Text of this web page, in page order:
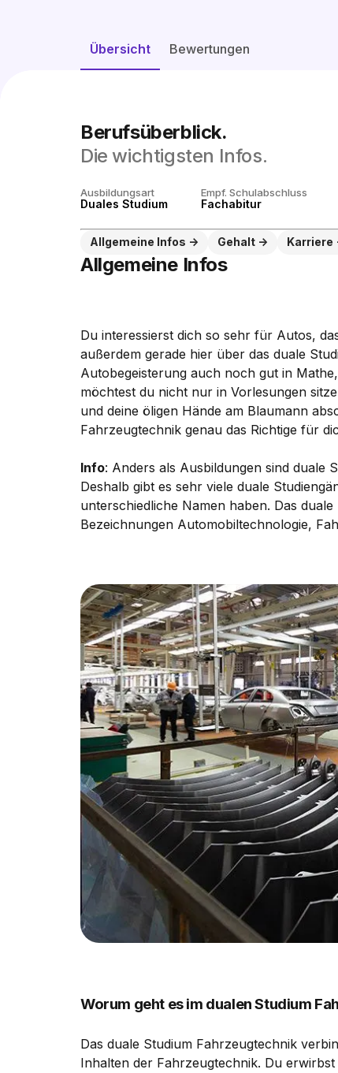
Übersicht Bewertungen
Berufsüberblick.
Die wichtigsten Infos.
Ausbildungsart
Duales Studium
Empf. Schulabschluss
Fachabitur
Allgemeine Infos Gehalt Karriere
Allgemeine Infos
Du interessierst dich so sehr für Autos,
außerdem gerade hier über das duale
Autobegeisterung auch noch gut in
möchtest du nicht nur in Vorlesungen
und deine öligen Hände am Blaumann
Fahrzeugtechnik genau das Richtige für
Info: Anders als Ausbildungen sind duale
Deshalb gibt es sehr viele duale
unterschiedliche Namen haben. Das
Bezeichnungen Automobiltechnologie,
Worum geht es im dualen Studium
Das duale Studium Fahrzeugtechnik
Inhalten der Fahrzeugtechnik. Du